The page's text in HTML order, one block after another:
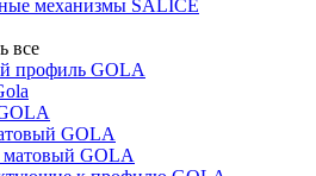
механизмы SALICE
все
профиль GOLA
GOLA
GOLA